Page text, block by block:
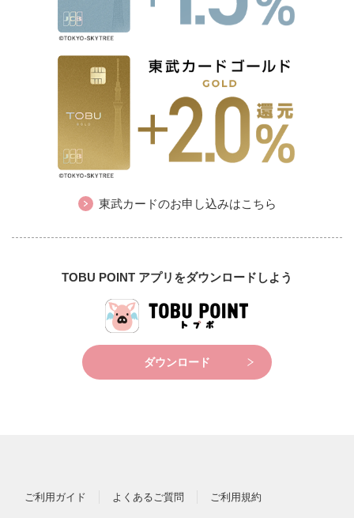
東武カードのお申し込みはこちら
TOBU POINT アプリをダウンロードしよう
ダウンロード
ご利用ガイド よくあるご質問 ご利用規約